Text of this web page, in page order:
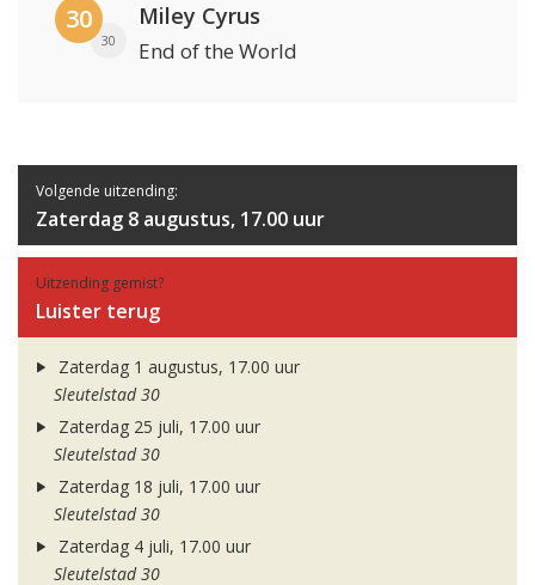
30
30
Miley Cyrus
End of the World
Volgende uitzending:
Zaterdag 8 augustus, 17.00 uur
Uitzending gemist?
Luister terug
Zaterdag 1 augustus, 17.00 uur
Sleutelstad 30
Zaterdag 25 juli, 17.00 uur
Sleutelstad 30
Zaterdag 18 juli, 17.00 uur
Sleutelstad 30
Zaterdag 4 juli, 17.00 uur
Sleutelstad 30